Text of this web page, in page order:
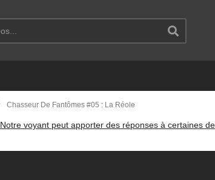
Chasseur De Fantômes #05 : La Réole
Notre voyant peut apporter des réponses à certaines